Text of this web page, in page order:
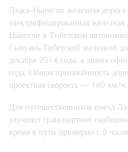
Лхаса-Ньингчи железная
электрифицированная
Ньингчи в Тибетском
Сычуань-Тибетской железной
декабря 2014 года, а линия
года. Общая протяжённость
проектная скорость — 160 км/ч.
Для путешественников поезд
улучшил транспортное
время в пути примерно с 8